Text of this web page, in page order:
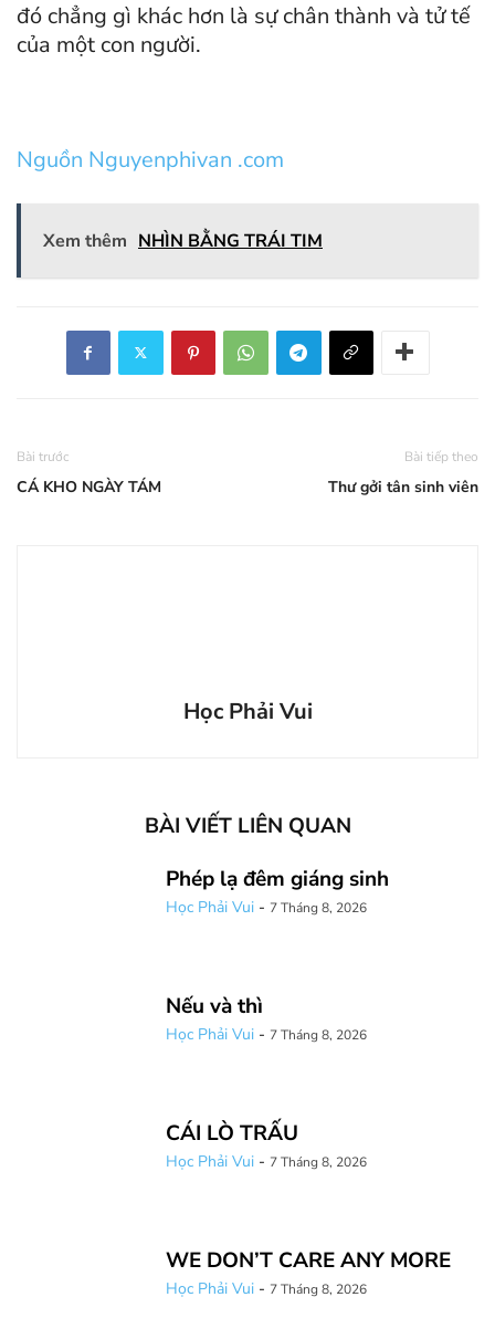
đó chẳng gì khác hơn là sự chân thành và tử tế
của một con người.
Nguồn Nguyenphivan .com
Xem thêm NHÌN BẰNG TRÁI TIM
Bài trước
CÁ KHO NGÀY TÁM
Bài tiếp theo
Thư gởi tân sinh viên
Học Phải Vui
BÀI VIẾT LIÊN QUAN
Phép lạ đêm giáng sinh
Học Phải Vui - 7 Tháng 8, 2026
Nếu và thì
Học Phải Vui - 7 Tháng 8, 2026
CÁI LÒ TRẤU
Học Phải Vui - 7 Tháng 8, 2026
WE DON’T CARE ANY MORE
Học Phải Vui - 7 Tháng 8, 2026